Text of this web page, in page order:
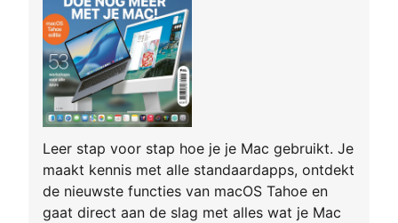
Leer stap voor stap hoe je je Mac gebruikt. Je
maakt kennis met alle standaardapps, ontdekt
de nieuwste functies van macOS Tahoe en
gaat direct aan de slag met alles wat je Mac